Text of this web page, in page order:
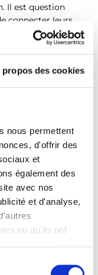
propos des cookies
nous permettent
d'offrir des
et
également des
avec nos
et d'analyse,
ou qu'ils ont
Il est question
connecter leurs
de l’entre-
la « vie » de cette
géopolitiques
de penser les
biens. À
contemporaine,